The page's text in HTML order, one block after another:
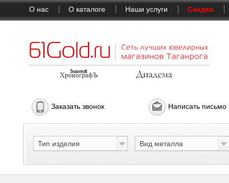
О нас О каталоге Наши услуги Скидки
Заказать звонок Написать письмо
Тип изделия Вид металла